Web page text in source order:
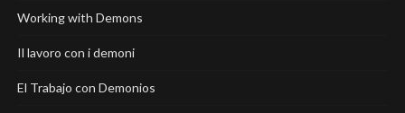
Working with Demons
Il lavoro con i demoni
El Trabajo con Demonios